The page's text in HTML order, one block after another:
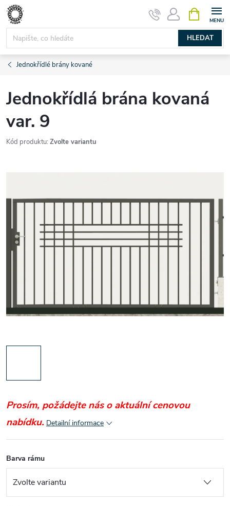
Přejít
obsah
HLEDAT
NÁKUPNÍ
KOŠÍK
Jednokřídlé brány kované
Jednokřídlá brána kovaná
var. 9
Kód produktu: Zvolte variantu
Prosím, požádejte nás o aktuální cenovou
nabídku. Detailní informace
Barva rámu